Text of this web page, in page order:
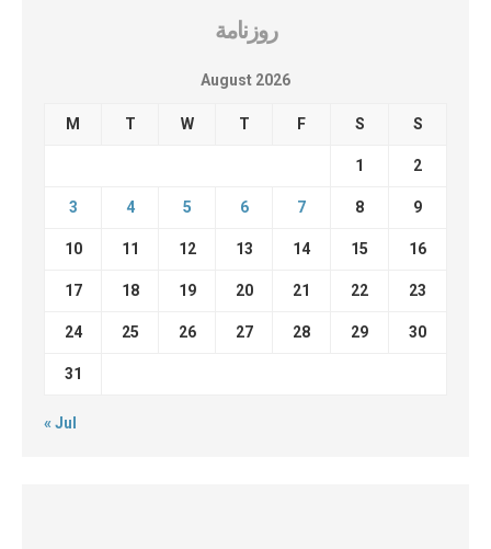
روزنامة
August 2026
M T W T F S S
1 2
3 4 5 6 7 8 9
10 11 12 13 14 15 16
17 18 19 20 21 22 23
24 25 26 27 28 29 30
31
« Jul